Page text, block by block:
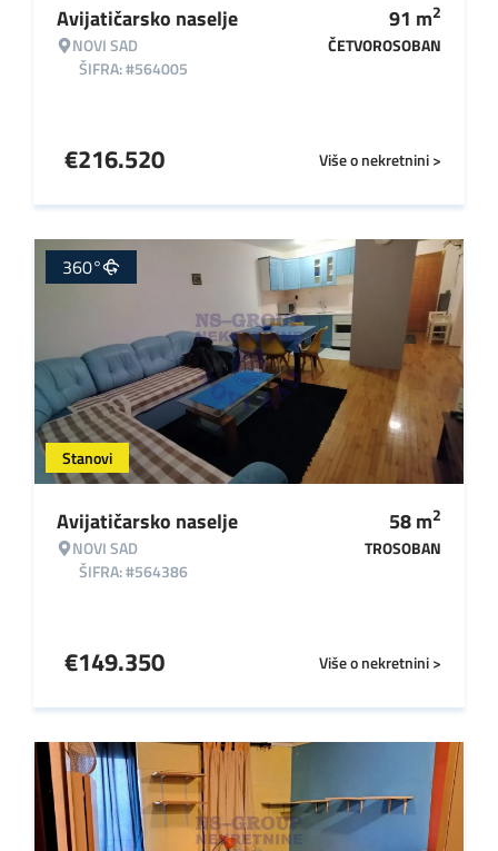
Avijatičarsko naselje
NOVI SAD
ŠIFRA: #564005
91 m2
ČETVOROSOBAN
Više o nekretnini >
€216.520
Stanovi
360°
Avijatičarsko naselje
NOVI SAD
ŠIFRA: #564386
58m2
TROSOBAN
Više o nekretnini >
€149.350